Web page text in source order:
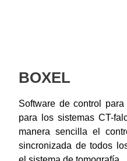
BOXEL
Software de control
para los sistemas CT-
manera sencilla el
sincronizada de todos